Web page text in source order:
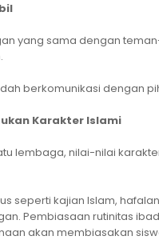
yang sama dengan
berkomunikasi dengan
Karakter Islami
lembaga, nilai-nilai
seperti kajian Islam,
Pembiasaan rutinitas
akan membiasakan